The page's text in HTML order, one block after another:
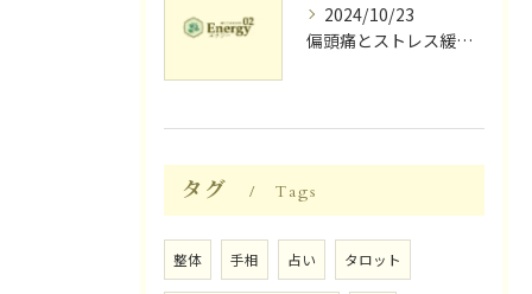
2024/10/23
偏頭痛とストレス緩和に効果的なリラクゼーション法
タグ Tags
整体 手相 占い タロット